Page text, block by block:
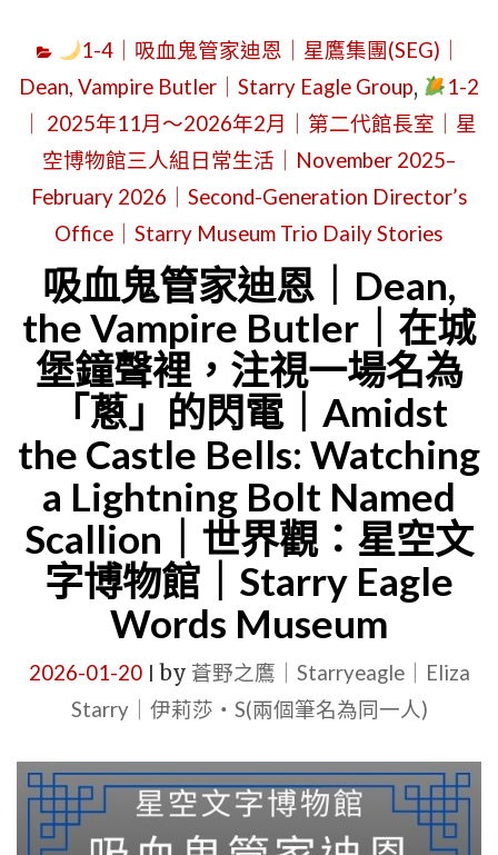
星
鷹
總
部
辦
公
日
｜
SEWM
第
2
展
區
｜
STORY
EAGLE(故
事
鷹)、
GEMINI
｜
27
日
｜
星
空
文
博
館
｜
吸
鬼
管
家
迪
恩
｜
晨
點
1-4｜吸血鬼管家迪恩｜星鷹集團(SEG)｜
Dean, Vampire Butler｜Starry Eagle Group,
1-2
｜ 2025年11月～2026年2月｜第二代館長室｜星
空博物館三人組日常生活｜November 2025–
February 2026｜Second-Generation Director’s
Office｜Starry Museum Trio Daily Stories
吸血鬼管家迪恩｜Dean,
the Vampire Butler｜在城
堡鐘聲裡，注視一場名為
「蔥」的閃電｜Amidst
the Castle Bells: Watching
a Lightning Bolt Named
Scallion｜世界觀：星空文
字博物館｜Starry Eagle
Words Museum
2026-01-20| by 蒼野之鷹｜Starryeagle｜Eliza
Starry｜伊莉莎・S(兩個筆名為同一人)